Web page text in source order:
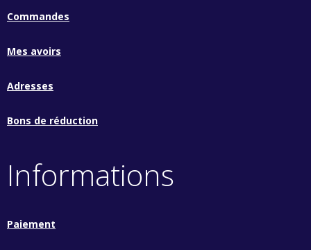
Commandes
Mes avoirs
Adresses
Bons de réduction
Informations
Paiement